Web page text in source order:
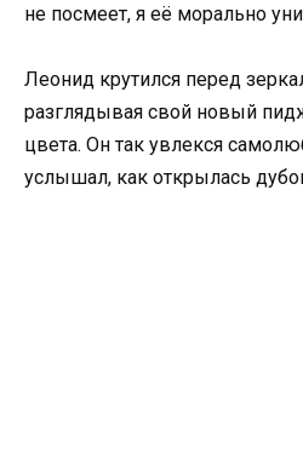
не посмеет, я её морально
Леонид крутился перед
разглядывая свой новый
цвета. Он так увлекся
услышал, как открылась